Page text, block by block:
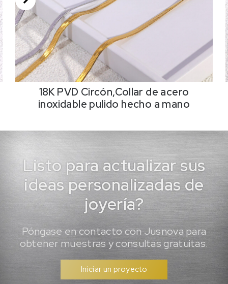
18K PVD Circón,Collar de acero
inoxidable pulido hecho a mano
Listo para actualizar sus
ideas personalizadas de
joyería?
Póngase en contacto con Jusnova para
obtener muestras y consultas gratuitas.
Iniciar un proyecto